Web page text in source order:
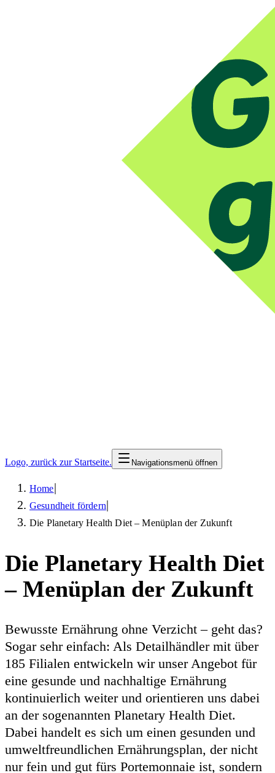
Logo, zurück zur Startseite. Navigationsmenü öffnen
Home|
Gesundheit fördern|
Die Planetary Health Diet – Menüplan der Zukunft
Die Planetary Health Diet
– Menüplan der Zukunft
Bewusste Ernährung ohne Verzicht – geht das?
Sogar sehr einfach: Als Detailhändler mit über
185 Filialen entwickeln wir unser Angebot für
eine gesunde und nachhaltige Ernährung
kontinuierlich weiter und orientieren uns dabei
an der sogenannten Planetary Health Diet.
Dabei handelt es sich um einen gesunden und
umweltfreundlichen Ernährungsplan, der nicht
nur fein und gut fürs Portemonnaie ist, sondern